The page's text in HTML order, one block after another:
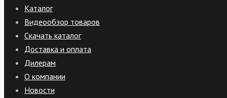
Каталог
Видеообзор товаров
Скачать каталог
Доставка и оплата
Дилерам
О компании
Новости